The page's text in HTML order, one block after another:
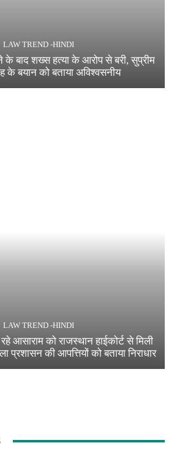
LAW TREND -HINDI
के बाद शख्स हत्या के आरोप से बरी, सुप्रीम
के बयान को बताया अविश्वसनीय
LAW TREND -HINDI
आसाराम को राजस्थान हाईकोर्ट से मिली
प्रशासन की आपत्तियों को बताया निराधार